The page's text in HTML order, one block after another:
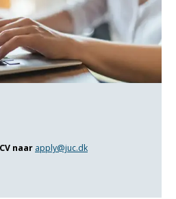
naar apply@juc.dk